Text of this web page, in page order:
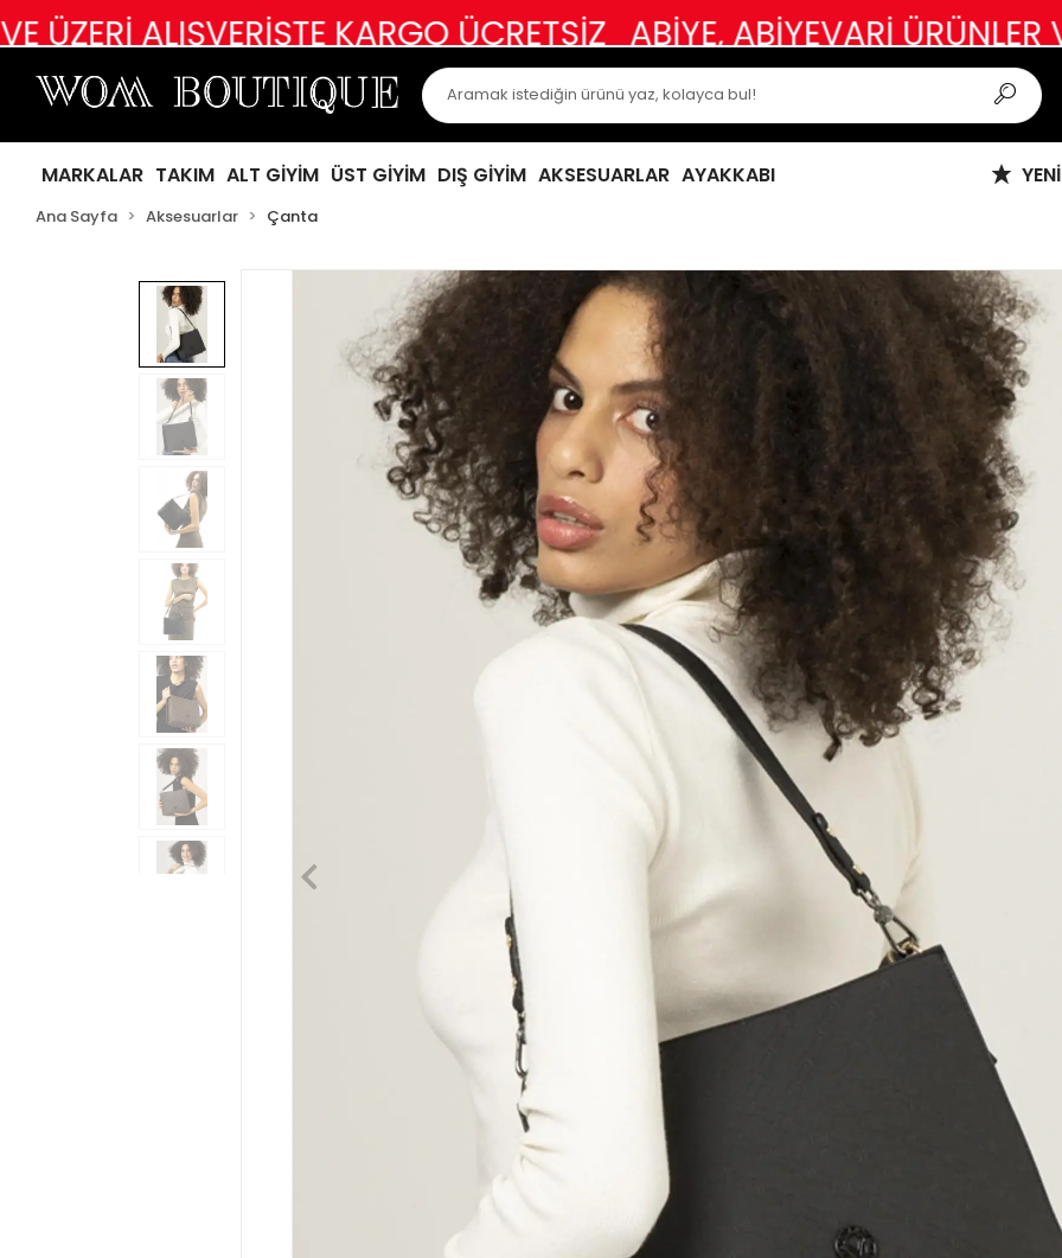
KARGO ÜCRETSİZ ABİYE, ABİYEVARİ ÜRÜNLER VE
MARKALAR TAKIM ALT GİYİM ÜST GİYİM DIŞ GİYİM AKSESUARLAR AYAKKABI
Ana Sayfa Aksesuarlar Çanta